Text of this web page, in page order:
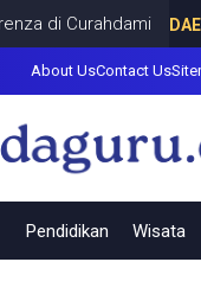
DAERAH
About UsContact Us
Pendidikan Wisata